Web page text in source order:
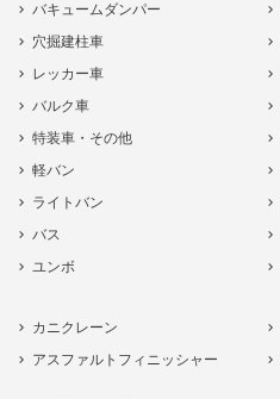
バキュームダンパー
穴掘建柱車
レッカー車
バルク車
特装車・その他
軽バン
ライトバン
バス
ユンボ
カニクレーン
アスファルトフィニッシャー